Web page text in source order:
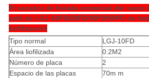
El secador de helada comercial del vacío
café de LGJ-10FD/20FD/30FD/50FD da
liofilización
Tipo normal
LGJ-10FD
Área liofilizada
0.2M2
Número de placa
2
Espacio de las placas
70m m